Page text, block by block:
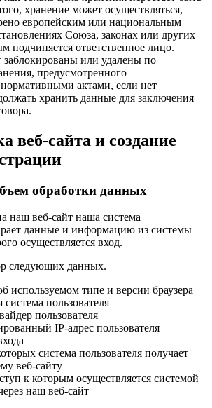
хранение может осуществляться,
европейским или национальным
Союза, законах или других
подчиняется ответственное лицо.
заблокированы или удалены по
предусмотренного
актами, если нет
хранить данные для заключения
веб-сайта и создание
обработки данных
наш веб-сайт наша система
данные и информацию из системы
осуществляется вход.
следующих данных.
используемом типе и версии браузера
пользователя
пользователя
IP-адрес пользователя
система пользователя получает
веб-сайту
к которым осуществляется системой
наш веб-сайт